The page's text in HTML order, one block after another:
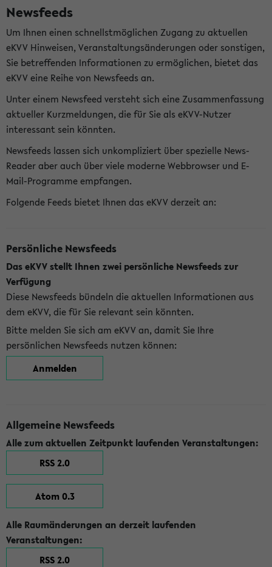
Newsfeeds
Um Ihnen einen schnellstmöglichen Zugang zu aktuellen
eKVV Hinweisen, Veranstaltungsänderungen oder sonstigen,
Sie betreffenden Informationen zu ermöglichen, bietet das
eKVV eine Reihe von Newsfeeds an.
Unter einem Newsfeed versteht sich eine Zusammenfassung
aktueller Kurzmeldungen, die für Sie als eKVV-Nutzer
interessant sein könnten.
Newsfeeds lassen sich unkompliziert über spezielle News-
Reader aber auch über viele moderne Webbrowser und E-
Mail-Programme empfangen.
Folgende Feeds bietet Ihnen das eKVV derzeit an:
Persönliche Newsfeeds
Das eKVV stellt Ihnen zwei persönliche Newsfeeds zur
Verfügung
Diese Newsfeeds bündeln die aktuellen Informationen aus
dem eKVV, die für Sie relevant sein könnten.
Bitte melden Sie sich am eKVV an, damit Sie Ihre
persönlichen Newsfeeds nutzen können:
Anmelden
Allgemeine Newsfeeds
Alle zum aktuellen Zeitpunkt laufenden Veranstaltungen:
RSS 2.0
Atom 0.3
Alle Raumänderungen an derzeit laufenden
Veranstaltungen:
RSS 2.0